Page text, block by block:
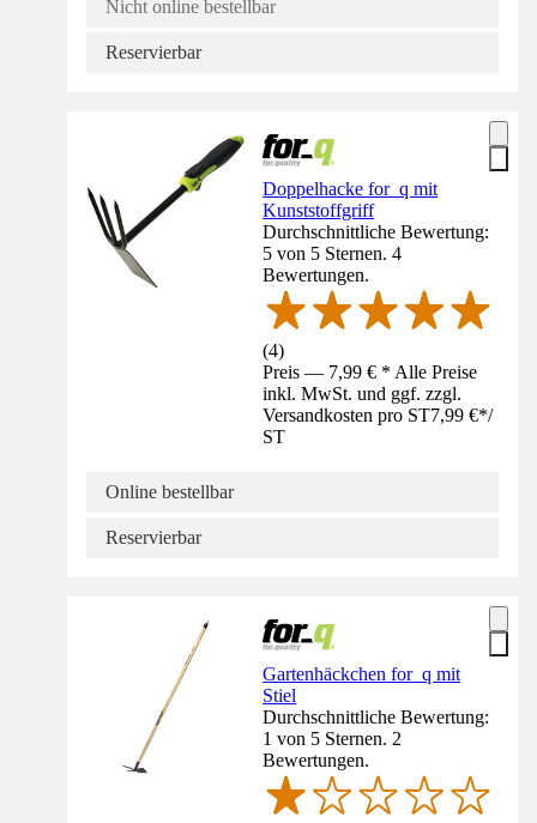
Nicht online bestellbar
Reservierbar
Doppelhacke for_q mit
Kunststoffgriff
Durchschnittliche Bewertung:
5 von 5 Sternen. 4
Bewertungen.
(4)
Preis — 7,99 € * Alle Preise
inkl. MwSt. und ggf. zzgl.
Versandkosten pro ST7,99 €*/
ST
Online bestellbar
Reservierbar
Gartenhäckchen for_q mit
Stiel
Durchschnittliche Bewertung:
1 von 5 Sternen. 2
Bewertungen.